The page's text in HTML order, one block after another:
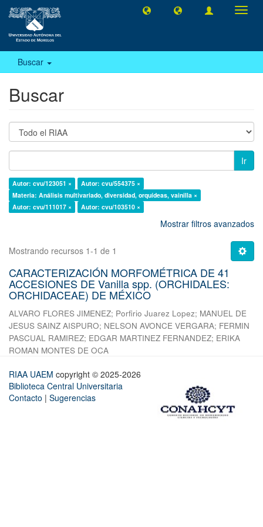
Buscar
Buscar
Ir
Autor: cvu/123051 ×
Autor: cvu/554375 ×
Materia: Análisis multivariado, diversidad, orquídeas, vainilla ×
Autor: cvu/111017 ×
Autor: cvu/103510 ×
Mostrar filtros avanzados
Mostrando recursos 1-1 de 1
CARACTERIZACIÓN MORFOMÉTRICA DE 41
ACCESIONES DE Vanilla spp. (ORCHIDALES:
ORCHIDACEAE) DE MÉXICO
ALVARO FLORES JIMENEZ; Porfirio Juarez Lopez; MANUEL DE
JESUS SAINZ AISPURO; NELSON AVONCE VERGARA; FERMIN
PASCUAL RAMIREZ; EDGAR MARTINEZ FERNANDEZ; ERIKA
ROMAN MONTES DE OCA
RIAA UAEM copyright © 2025-2026
Biblioteca Central Universitaria
Contacto | Sugerencias